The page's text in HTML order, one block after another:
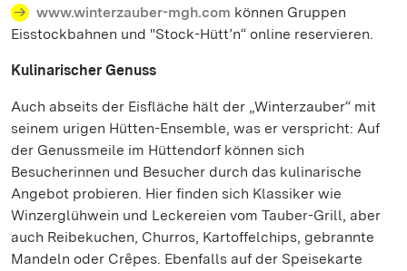
www.winterzauber-mgh.com können Gruppen
Eisstockbahnen und "Stock-Hütt’n“ online reservieren.
Kulinarischer Genuss
Auch abseits der Eisfläche hält der „Winterzauber“ mit
seinem urigen Hütten-Ensemble, was er verspricht: Auf
der Genussmeile im Hüttendorf können sich
Besucherinnen und Besucher durch das kulinarische
Angebot probieren. Hier finden sich Klassiker wie
Winzerglühwein und Leckereien vom Tauber-Grill, aber
auch Reibekuchen, Churros, Kartoffelchips, gebrannte
Mandeln oder Crêpes. Ebenfalls auf der Speisekarte